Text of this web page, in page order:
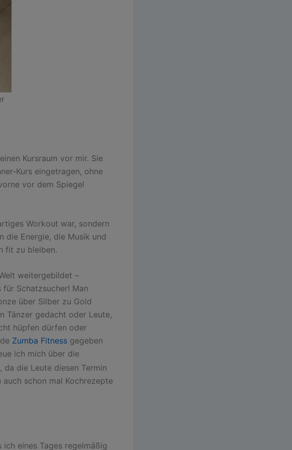
Kursraum vor mir. Sie
Kurs eingetragen, ohne
vor dem Spiegel
Workout war, sondern
die Energie, die Musik und
fit zu bleiben.
weitergebildet –
für Schatzsucher! Man
über Silber zu Gold
Tänzer gedacht oder Leute,
hüpfen dürfen oder
Zumba Fitness gegeben
ich mich über die
da die Leute diesen Termin
schon mal Kochrezepte
eines Tages regelmäßig